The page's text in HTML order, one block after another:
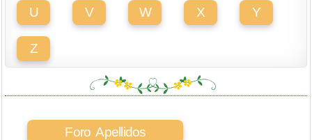
U V W X Y
Z
Foro Apellidos